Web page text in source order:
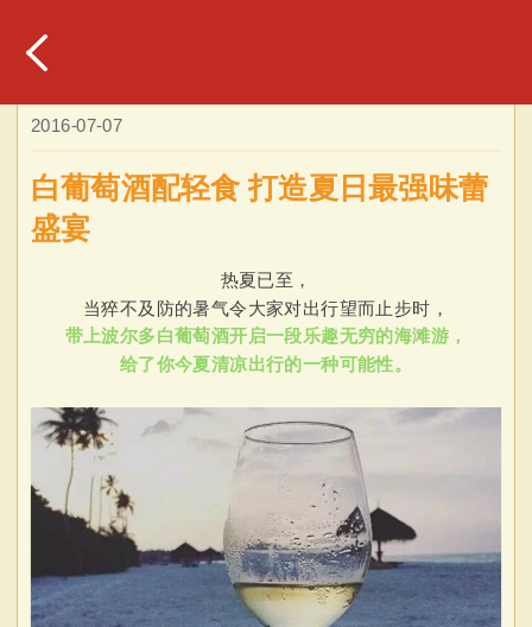
2016-07-07
白葡萄酒配轻食 打造夏日最强味蕾
盛宴
热夏已至，
当猝不及防的暑气令大家对出行望而止步时，
带上波尔多白葡萄酒开启一段乐趣无穷的海滩游，
给了你今夏清凉出行的一种可能性。